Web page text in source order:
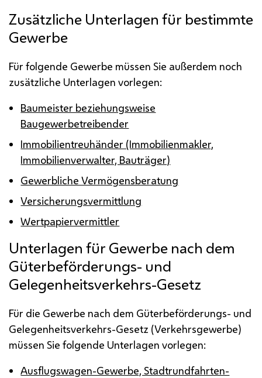
Zusätzliche Unterlagen für bestimmte
Gewerbe
Für folgende Gewerbe müssen Sie außerdem noch
zusätzliche Unterlagen vorlegen:
Baumeister beziehungsweise
Baugewerbetreibender
Immobilientreuhänder (Immobilienmakler,
Immobilienverwalter, Bauträger)
Gewerbliche Vermögensberatung
Versicherungsvermittlung
Wertpapiervermittler
Unterlagen für Gewerbe nach dem
Güterbeförderungs- und
Gelegenheitsverkehrs-Gesetz
Für die Gewerbe nach dem Güterbeförderungs- und
Gelegenheitsverkehrs-Gesetz (Verkehrsgewerbe)
müssen Sie folgende Unterlagen vorlegen:
Ausflugswagen-Gewerbe, Stadtrundfahrten-